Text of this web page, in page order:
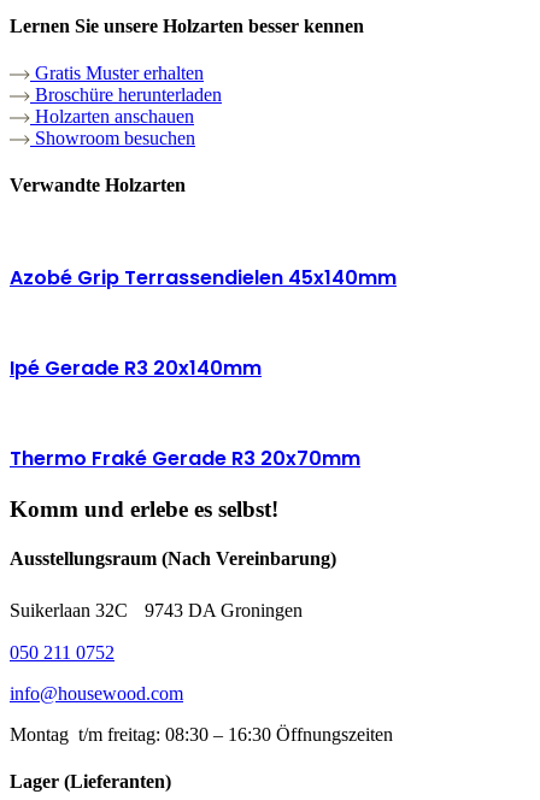
Lernen Sie unsere Holzarten besser kennen
Gratis Muster erhalten
Broschüre herunterladen
Holzarten anschauen
Showroom besuchen
Verwandte Holzarten
Azobé Grip Terrassendielen 45x140mm
Ipé Gerade R3 20x140mm
Thermo Fraké Gerade R3 20x70mm
Komm und erlebe es selbst!
Ausstellungsraum (Nach Vereinbarung)
Suikerlaan 32C 9743 DA Groningen
050 211 0752
info@housewood.com
Montag t/m freitag: 08:30 – 16:30 Öffnungszeiten
Lager (Lieferanten)